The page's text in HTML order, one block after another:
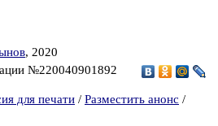
, 2020
№220040901892
для печати / Разместить анонс /